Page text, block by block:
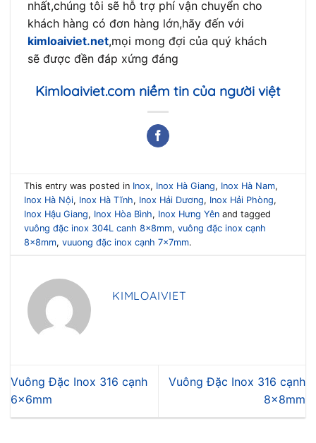
nhất,chúng tôi sẽ hỗ trợ phí vận chuyển cho
khách hàng có đơn hàng lớn,hãy đến với
kimloaiviet.net,mọi mong đợi của quý khách
sẽ được đền đáp xứng đáng
Kimloaiviet.com niềm tin của người việt
This entry was posted in Inox, Inox Hà Giang, Inox Hà Nam,
Inox Hà Nội, Inox Hà Tĩnh, Inox Hải Dương, Inox Hải Phòng,
Inox Hậu Giang, Inox Hòa Bình, Inox Hưng Yên and tagged
vuông đặc inox 304L canh 8x8mm,vuông đặc inox cạnh
8x8mm,vuuong đặc inox cạnh 7x7mm.
KIMLOAIVIET
Vuông Đặc Inox 316 cạnh
6x6mm
Vuông Đặc Inox 316 cạnh
8x8mm